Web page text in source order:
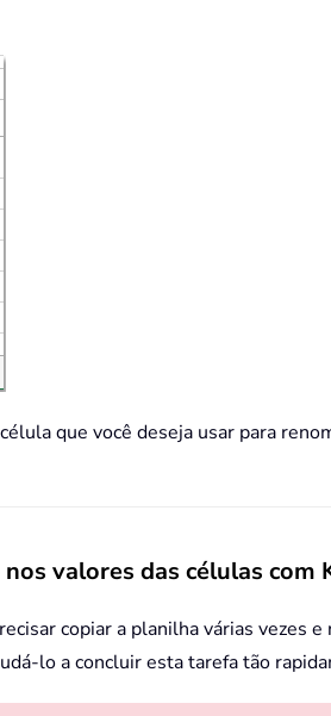
que você deseja usar para
valores das células com
copiar a planilha várias vezes
lo a concluir esta tarefa tão